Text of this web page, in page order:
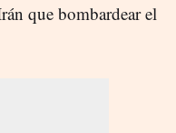
que bombardear el